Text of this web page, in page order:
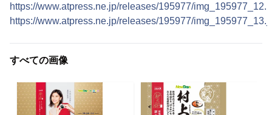
https://www.atpress.ne.jp/releases/195977/
https://www.atpress.ne.jp/releases/195977/
すべての画像